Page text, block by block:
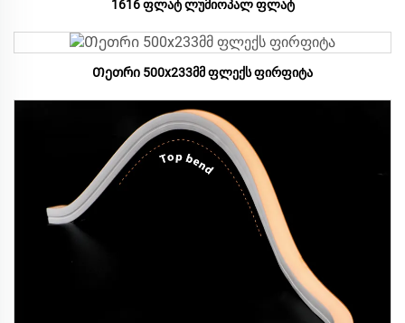
1616 ფლატ ლუმიოპალ ფლატ
Თეთრი 500x233მმ ფლექს ფირფიტა